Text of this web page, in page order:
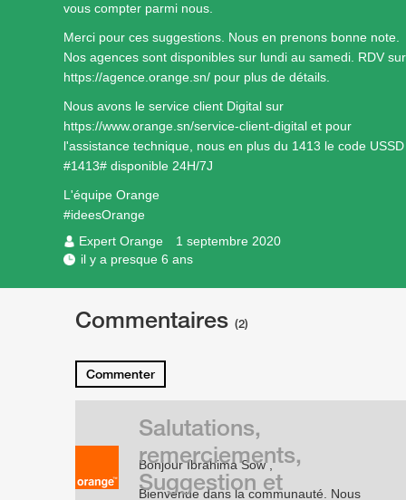
vous compter parmi nous.
Merci pour ces suggestions. Nous en prenons bonne note.
Nos agences sont disponibles sur lundi au samedi. RDV sur
https://agence.orange.sn/ pour plus de détails.
Nous avons le service client Digital sur
https://www.orange.sn/service-client-digital et pour
l'assistance technique, nous en plus du 1413 le code USSD
#1413# disponible 24H/7J
L'équipe Orange
#ideesOrange
Expert Orange
1 septembre 2020
il y a presque 6 ans
Commentaires (2)
Commenter
Bonjour Ibrahima Sow ,
Bienvenue dans la communauté. Nous
Salutations,
remerciements,
Suggestion et